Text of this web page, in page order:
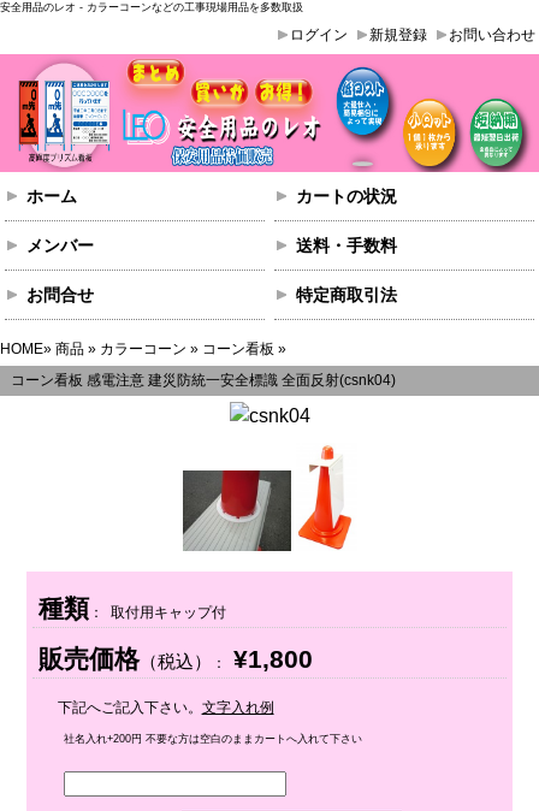
安全用品のレオ - カラーコーンなどの工事現場用品を多数取扱
お問い合わせ
新規登録
ログイン
ホーム カートの状況
メンバー 送料・手数料
お問合せ 特定商取引法
HOME» 商品 » カラーコーン » コーン看板 »
コーン看板 感電注意 建災防統一安全標識 全面反射(csnk04)
種類 ： 取付用キャップ付
販売価格（税込） ： ¥1,800
下記へご記入下さい。 文字入れ例
社名入れ+200円 不要な方は空白のままカートへ入れて下さい